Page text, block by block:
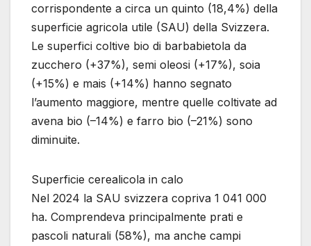
corrispondente a circa un quinto (18,4%) della
superficie agricola utile (SAU) della Svizzera.
Le superfici coltive bio di barbabietola da
zucchero (+37%), semi oleosi (+17%), soia
(+15%) e mais (+14%) hanno segnato
l’aumento maggiore, mentre quelle coltivate ad
avena bio (–14%) e farro bio (–21%) sono
diminuite.
Superficie cerealicola in calo
Nel 2024 la SAU svizzera copriva 1 041 000
ha. Comprendeva principalmente prati e
pascoli naturali (58%), ma anche campi